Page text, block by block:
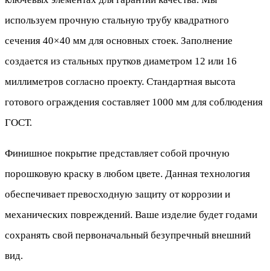
используем прочную стальную трубу квадратного
сечения 40×40 мм для основных стоек. Заполнение
создается из стальных прутков диаметром 12 или 16
миллиметров согласно проекту. Стандартная высота
готового ограждения составляет 1000 мм для соблюдения
ГОСТ.
Финишное покрытие представляет собой прочную
порошковую краску в любом цвете. Данная технология
обеспечивает превосходную защиту от коррозии и
механических повреждений. Ваше изделие будет годами
сохранять свой первоначальный безупречный внешний
вид.